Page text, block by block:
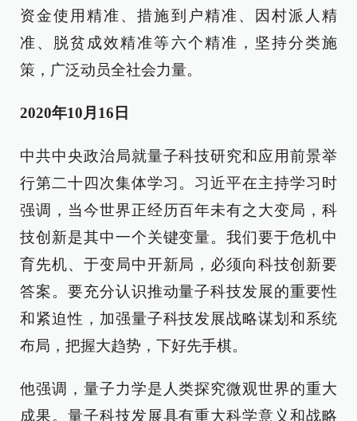
资金使用精准、措施到户精准、因村派人精
准、脱贫成效精准等六个精准，坚持分类施
策，广泛动员全社会力量。
2020年10月16日
中共中央政治局就量子科技研究和应用前景举
行第二十四次集体学习。习近平在主持学习时
强调，当今世界正经历百年未有之大变局，科
技创新是其中一个关键变量。我们要于危机中
育先机、于变局中开新局，必须向科技创新要
答案。要充分认识推动量子科技发展的重要性
和紧迫性，加强量子科技发展战略谋划和系统
布局，把握大趋势，下好先手棋。
他强调，量子力学是人类探究微观世界的重大
成果。量子科技发展具有重大科学意义和战略